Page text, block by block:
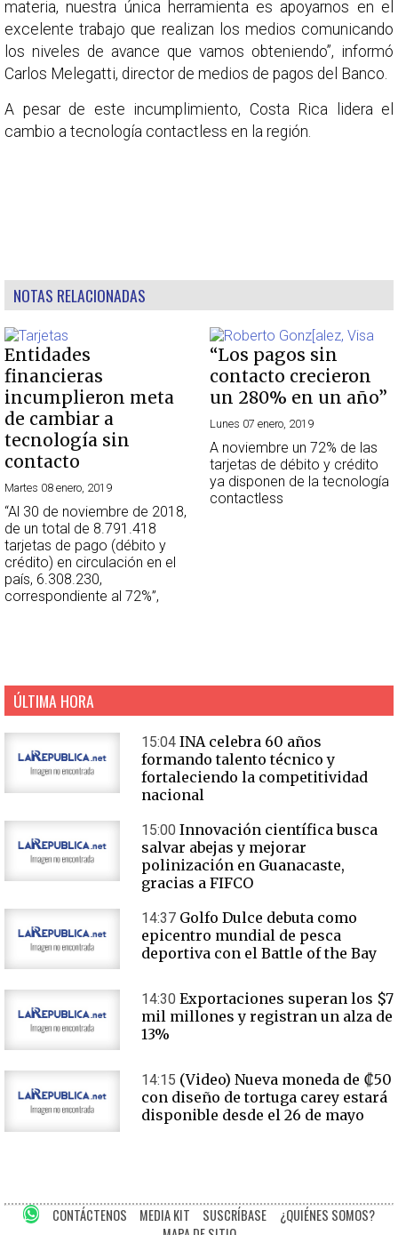
materia, nuestra única herramienta es apoyarnos en el
excelente trabajo que realizan los medios comunicando
los niveles de avance que vamos obteniendo”, informó
Carlos Melegatti, director de medios de pagos del Banco.
A pesar de este incumplimiento, Costa Rica lidera el
cambio a tecnología contactless en la región.
NOTAS RELACIONADAS
Entidades
financieras
incumplieron meta
de cambiar a
tecnología sin
contacto
Martes 08 enero, 2019
“Al 30 de noviembre de 2018,
de un total de 8.791.418
tarjetas de pago (débito y
crédito) en circulación en el
país, 6.308.230,
correspondiente al 72%”,
“Los pagos sin
contacto crecieron
un 280% en un año”
Lunes 07 enero, 2019
A noviembre un 72% de las
tarjetas de débito y crédito
ya disponen de la tecnología
contactless
ÚLTIMA HORA
15:04 INA celebra 60 años
formando talento técnico y
fortaleciendo la competitividad
nacional
15:00 Innovación científica busca
salvar abejas y mejorar
polinización en Guanacaste,
gracias a FIFCO
14:37 Golfo Dulce debuta como
epicentro mundial de pesca
deportiva con el Battle of the Bay
14:30 Exportaciones superan los $7
mil millones y registran un alza de
13%
14:15 (Video) Nueva moneda de ₡50
con diseño de tortuga carey estará
disponible desde el 26 de mayo
CONTÁCTENOS MEDIA KIT SUSCRÍBASE
¿QUIÉNES SOMOS?